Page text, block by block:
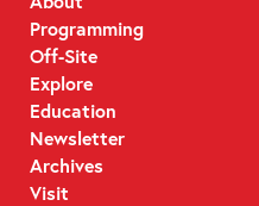
Programming
Off-Site
Explore
Education
Newsletter
Archives
Visit